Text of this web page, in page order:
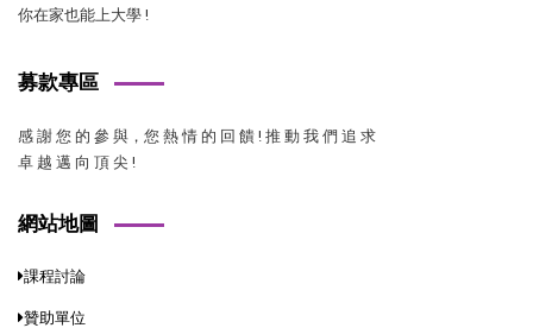
你在家也能上大學 !
募款專區
感 謝 您 的 參 與，您 熱 情 的 回 饋 ! 推 動 我 們 追 求
卓 越 邁 向 頂 尖 !
網站地圖
課程討論
贊助單位